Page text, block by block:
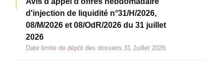
d'injection de liquidité n°31/H/2026,
08/M/2026 et 08/OdR/2026 du 31 juillet
2026
Date limite de dépôt des dossiers 31 Juillet 2026